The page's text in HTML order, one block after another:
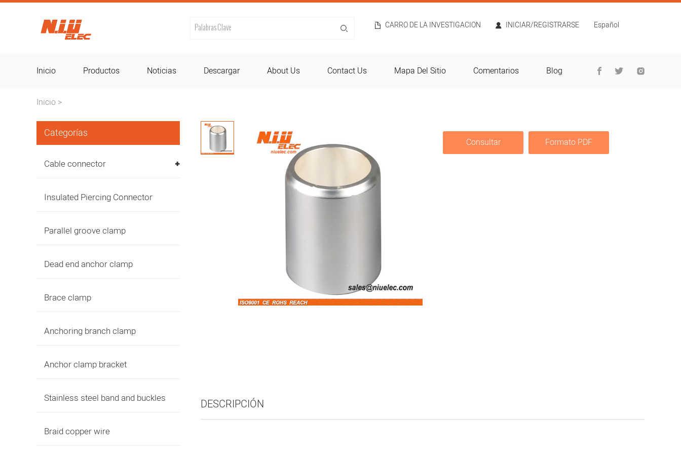
CARRO DE LA INVESTIGACION INICIAR/REGISTRARSE Español
Inicio Productos Noticias Descargar About Us Contact Us Mapa Del Sitio Comentarios Blog
Inicio >
Categorías
Cable connector
Insulated Piercing Connector
Parallel groove clamp
Dead end anchor clamp
Brace clamp
Anchoring branch clamp
Anchor clamp bracket
Stainless steel band and buckles
Braid copper wire
Consultar Formato PDF
DESCRIPCIÓN